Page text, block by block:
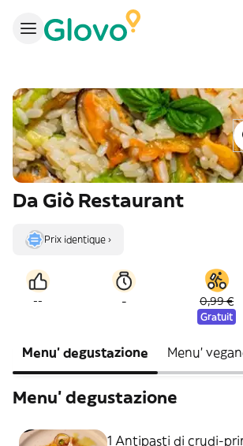
Da Giò Restaurant
Prix identique ›
-- - 0,99 €
Gratuit
Menu' degustazione Menu'
Menu' degustazione
1 Antipasti di crudi-